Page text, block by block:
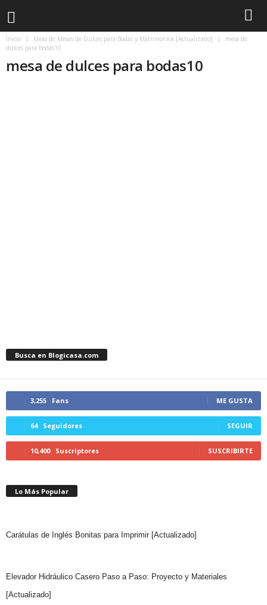
Inicio Ideas de Mesas de Dulces para Bodas y Matrimonios [Actualizado]
mesa de
dulces para bodas10
mesa de dulces para bodas10
Busca en Blogicasa.com
3,255 Fans ME GUSTA
64 Seguidores SEGUIR
10,400 Suscriptores SUSCRIBIRTE
Lo Más Popular
Carátulas de Inglés Bonitas para Imprimir [Actualizado]
Elevador Hidráulico Casero Paso a Paso: Proyecto y Materiales
[Actualizado]